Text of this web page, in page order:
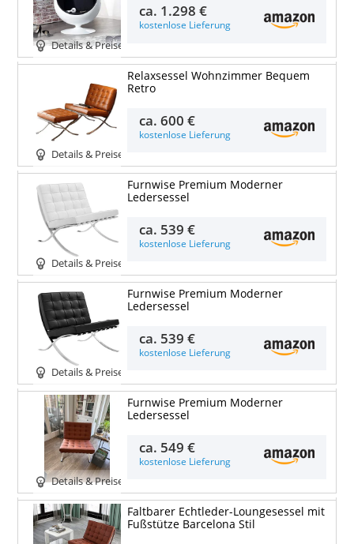
Details & Preise
ca. 1.298 €
kostenlose Lieferung
Details & Preise
Relaxsessel Wohnzimmer Bequem
Retro
ca.600 €
kostenlose Lieferung
Details & Preise
Furnwise Premium Moderner
Ledersessel
ca. 539 €
kostenlose Lieferung
Details & Preise
Furnwise Premium Moderner
Ledersessel
ca. 539 €
kostenlose Lieferung
Details & Preise
Furnwise Premium Moderner
Ledersessel
ca. 549 €
kostenlose Lieferung
Faltbarer Echtleder-Loungesessel mit
Fußstütze Barcelona Stil